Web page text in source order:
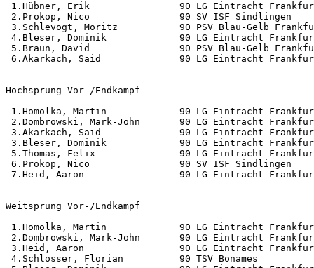
1.Hübner, Erik                90 LG Eintracht Frankfurt
2.Prokop, Nico                90 SV ISF Sindlingen
3.Schlevogt, Moritz           90 PSV Blau-Gelb
4.Bleser, Dominik             90 LG Eintracht Frankfurt
5.Braun, David                90 PSV Blau-Gelb
6.Akarkach, Said              90 LG Eintracht
Hochsprung Vor-/Endkampf
1.Homolka, Martin             90 LG Eintracht
2.Dombrowski, Mark-John       90 LG Eintracht
3.Akarkach, Said              90 LG Eintracht
3.Bleser, Dominik             90 LG Eintracht
5.Thomas, Felix               90 LG Eintracht
6.Prokop, Nico                90 SV ISF
7.Heid, Aaron                 90 LG Eintracht
Weitsprung Vor-/Endkampf
1.Homolka, Martin             90 LG Eintracht
2.Dombrowski, Mark-John       90 LG Eintracht
3.Heid, Aaron                 90 LG Eintracht
4.Schlosser, Florian          90 TSV